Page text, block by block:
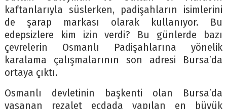
kaftanlarıyla süslerken, padişahların isimlerini
de şarap markası olarak kullanıyor. Bu
edepsizlere kim izin verdi? Bu günlerde bazı
çevrelerin Osmanlı Padişahlarına yönelik
karalama çalışmalarının son adresi Bursa’da
ortaya çıktı.
Osmanlı devletinin başkenti olan Bursa’da
yaşanan rezalet ecdada yapılan en büyük